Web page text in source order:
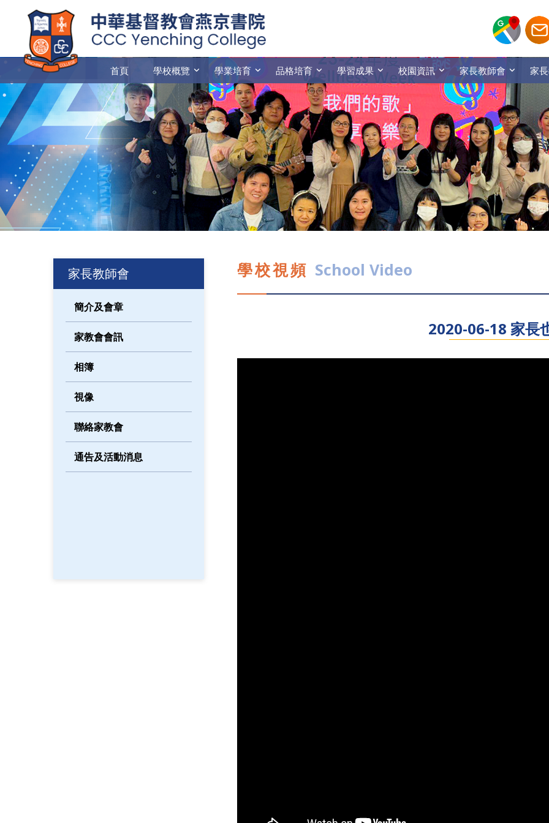
首頁 學校概覽 學業培育 品格培育 學習成果 校園資訊 家長教師會 家
家長教師會
簡介及會章
家教會會訊
相簿
視像
聯絡家教會
通告及活動消息
學校視頻 School Video
2020-06-18 家長